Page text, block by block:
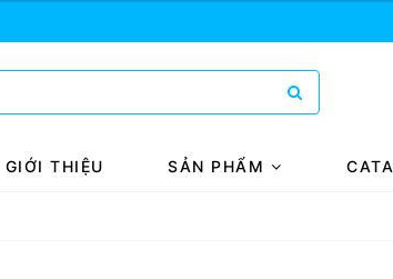
GIỚI THIỆU SẢN PHẨM